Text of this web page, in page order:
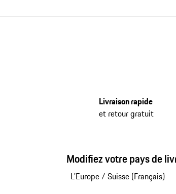
Livraison rapide
et retour gratuit
Modifiez votre pays de
L'Europe/ Suisse (Français)